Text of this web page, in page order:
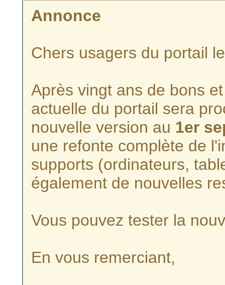
Annonce
Chers usagers du portail
Après vingt ans de bons
actuelle du portail sera
nouvelle version au 1er
une refonte complète de
supports (ordinateurs,
également de nouvelles
Vous pouvez tester la
En vous remerciant,